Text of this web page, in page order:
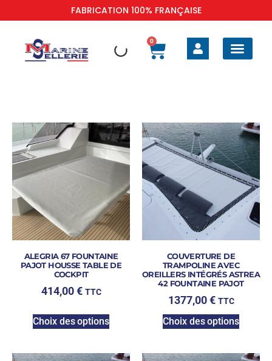
FABRICATION 100% FRANÇAISE
0
ALEGRIA 67 FOUNTAINE
PAJOT HOUSSE TABLE DE
COCKPIT
414,00€ TTC
Choix des options
COUVERTURE DE
TRAMPOLINE AVEC
OREILLERS INTÉGRÉS ASTREA
42 FOUNTAINE PAJOT
1377,00€ TTC
Choix des options